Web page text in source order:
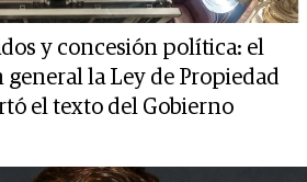
y concesión política: el
general la Ley de Propiedad
el texto del Gobierno